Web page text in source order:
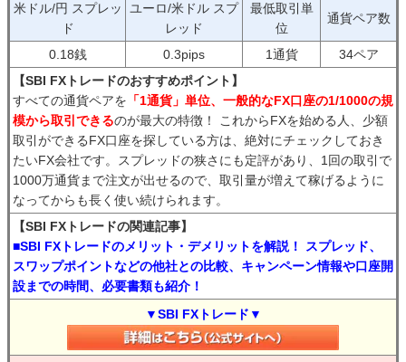
米ドル/円 スプレッ
ド
ユーロ/米ドル スプ
レッド
最低取引単
位
通貨ペア数
0.18銭 0.3pips 1通貨
34ペア
【SBI FXトレードのおすすめポイント】
すべての通貨ペアを 「1通貨」単位、一般的なFX口座の1/1000の規
模から取引できるのが最大の特徴！ これからFXを始める人、少額
取引ができるFX口座を探している方は、絶対にチェックしておき
たいFX会社です。スプレッドの狭さにも定評があり、1回の取引で
1000万通貨まで注文が出せるので、取引量が増えて稼げるように
なってからも長く使い続けられます。
【SBI FXトレードの関連記事】
■SBI FXトレードのメリット・デメリットを解説！ スプレッド、
スワップポイントなどの他社との比較、キャンペーン情報や口座開
設までの時間、必要書類も紹介！
▼SBI FXトレード▼